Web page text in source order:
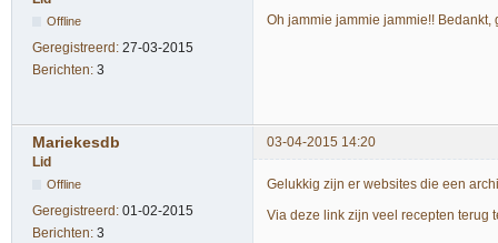
Offline
Geregistreerd: 27-03-2015
Berichten: 3
Oh jammie jammie jammie!!
Mariekesdb
03-04-2015 14:20
Lid
Offline
Geregistreerd: 01-02-2015
Berichten: 3
Gelukkig zijn er websites die een
Via deze link zijn veel recepten terug